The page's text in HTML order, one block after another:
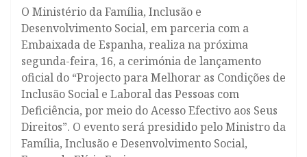
O Ministério da Família, Inclusão e
Desenvolvimento Social, em parceria com a
Embaixada de Espanha, realiza na próxima
segunda-feira, 16, a cerimónia de lançamento
oficial do “Projecto para Melhorar as Condições de
Inclusão Social e Laboral das Pessoas com
Deficiência, por meio do Acesso Efectivo aos Seus
Direitos”. O evento será presidido pelo Ministro da
Família, Inclusão e Desenvolvimento Social,